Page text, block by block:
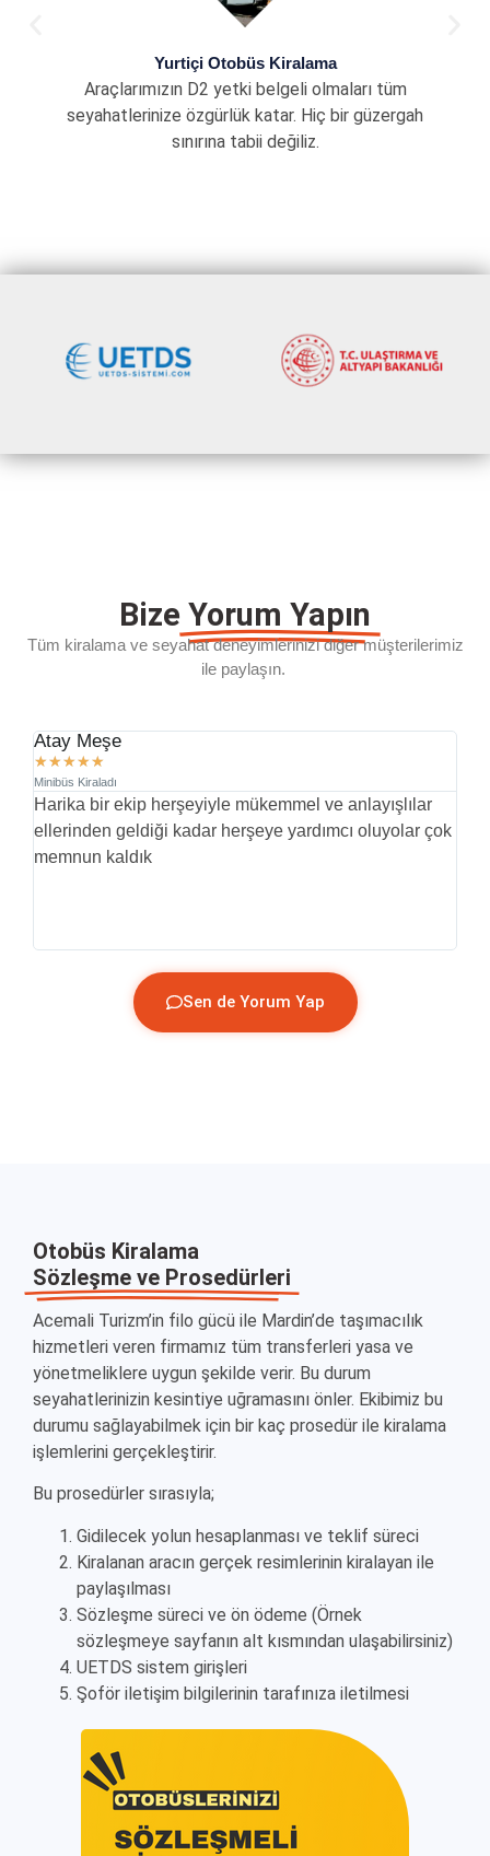
Yurtiçi Otobüs Kiralama
Araçlarımızın D2 yetki belgeli olmaları tüm
seyahatlerinize özgürlük katar. Hiç bir güzergah
sınırına tabii değiliz.
Bize Yorum Yapın
Tüm kiralama ve seyahat deneyimlerinizi diğer müşterilerimiz
ile paylaşın.
Atay Meşe
★★★★★
Minibüs Kiraladı
Harika bir ekip herşeyiyle mükemmel ve anlayışlılar
ellerinden geldiği kadar herşeye yardımcı oluyolar çok
memnun kaldık
Sen de Yorum Yap
Otobüs Kiralama
Sözleşme ve Prosedürleri
Acemali Turizm’in filo gücü ile Mardin’de taşımacılık
hizmetleri veren firmamız tüm transferleri yasa ve
yönetmeliklere uygun şekilde verir. Bu durum
seyahatlerinizin kesintiye uğramasını önler. Ekibimiz bu
durumu sağlayabilmek için bir kaç prosedür ile kiralama
işlemlerini gerçekleştirir.
Bu prosedürler sırasıyla;
Gidilecek yolun hesaplanması ve teklif süreci
Kiralanan aracın gerçek resimlerinin kiralayan ile
paylaşılması
Sözleşme süreci ve ön ödeme (Örnek
sözleşmeye sayfanın alt kısmından ulaşabilirsiniz)
UETDS sistem girişleri
Şoför iletişim bilgilerinin tarafınıza iletilmesi